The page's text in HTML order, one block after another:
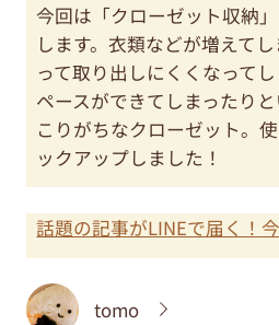
今回は「クローゼット収納
します。衣類などが増えて
って取り出しにくくなって
ペースができてしまったり
こりがちなクローゼット。
ックアップしました！
話題の記事がLINEで届く！
tomo